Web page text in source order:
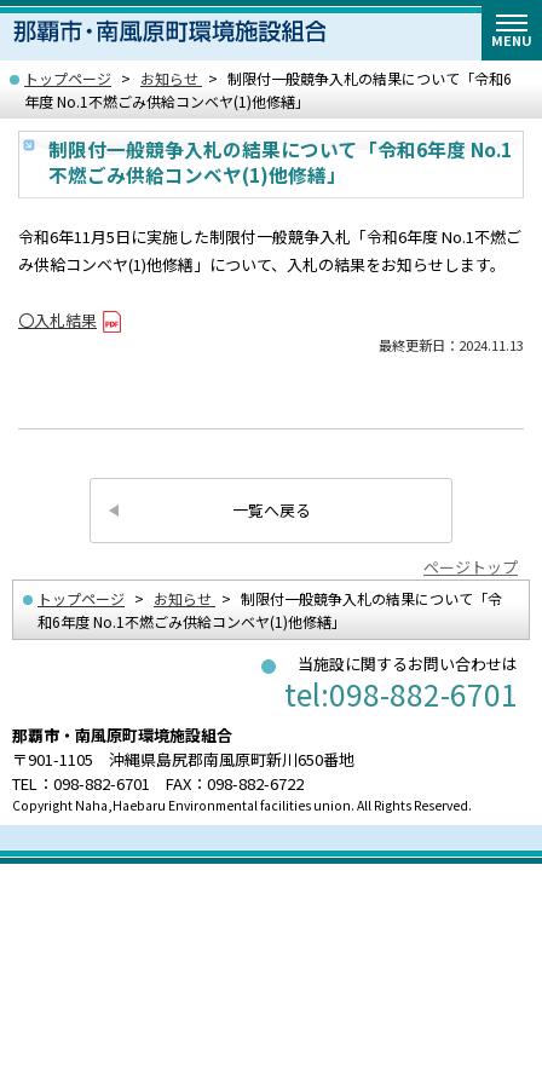
MENU
トップページ お知らせ
制限付一般競争入札の結果について「令和6
年度 No.1不燃ごみ供給コンベヤ(1)他修繕」
制限付一般競争入札の結果について「令和6年度 No.1
不燃ごみ供給コンベヤ(1)他修繕」
令和6年11月5日に実施した制限付一般競争入札「令和6年度 No.1不燃ご
み供給コンベヤ(1)他修繕」について、入札の結果をお知らせします。
〇入札結果
最終更新日：2024.11.13
一覧へ戻る
ページトップ
トップページ お知らせ
制限付一般競争入札の結果について「令
和6年度 No.1不燃ごみ供給コンベヤ(1)他修繕」
当施設に関するお問い合わせは
tel:098-882-6701
那覇市・南風原町環境施設組合
〒901-1105 沖縄県島尻郡南風原町新川650番地
TEL：098-882-6701 FAX：098-882-6722
Copyright Naha,Haebaru Environmental facilities union. All Rights Reserved.